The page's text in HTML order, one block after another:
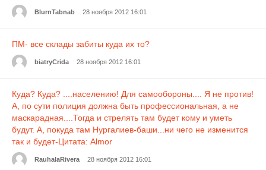
BlurnTabnab 28 ноября 2012 16:01
ПМ- все склады забиты куда их то?
biatryCrida 28 ноября 2012 16:01
Куда? Куда? ....населению! Для самообороны.... Я не против!
А, по сути полиция должна быть профессиональная, а не
маскарадная....Тогда и стрелять там будет кому и уметь
будут. А, покуда там Нургалиев-баши...ни чего не изменится
так и будет-Цитата: Almor
RauhalaRivera 28 ноября 2012 16:01